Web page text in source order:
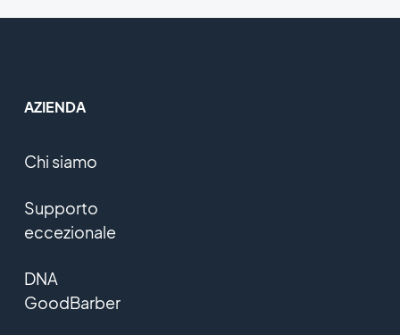
AZIENDA
Chi siamo
Supporto
eccezionale
DNA
GoodBarber